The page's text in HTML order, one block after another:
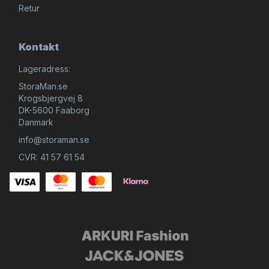
Retur
Kontakt
Lageradress:
StoraMan.se
Krogsbjergvej 8
DK-5600 Faaborg
Danmark
info@storaman.se
CVR: 41 57 61 54